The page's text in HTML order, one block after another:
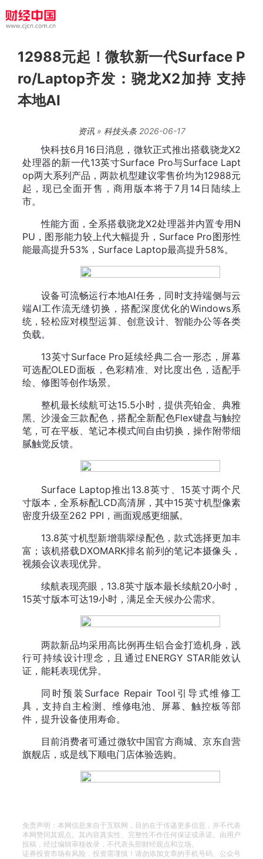
12988元起！微软新一代Surface P
ro/Laptop齐发：骁龙X2加持 支持
本地AI
资讯» 科技头条2026-06-17
快科技6月16日消息，微软正式推出搭载骁龙X2
处理器的新一代13英寸Surface Pro与Surface Lapt
op两大系列产品，两款机型建议零售价均为12988元
起，现已全面开售，商用版本将于7月14日陆续上
市。
性能方面，全系搭载骁龙X2处理器并内置专用N
PU，图形能力较上代大幅提升，Surface Pro图形性
能最高提升53%，Surface Laptop最高提升58%。
设备可流畅运行本地AI任务，同时支持端侧与云
端AI工作流无缝切换，搭配深度优化的Windows系
统，轻松应对模型运算、创意设计、智能办公等各类
负载。
13英寸Surface Pro延续经典二合一形态，屏幕
可选配OLED面板，色彩精准、对比度出色，适配手
绘、修图等创作场景。
整机最长续航可达15.5小时，提供亮铂金、典雅
黑、沙漫金三款配色，搭配全新配色Flex键盘与触控
笔，可在平板、笔记本模式间自由切换，操作附带细
腻触觉反馈。
Surface Laptop推出13.8英寸、15英寸两个尺
寸版本，全系标配LCD高清屏，其中15英寸机型像素
密度升级至262 PPI，画面观感更细腻。
13.8英寸机型新增翡翠绿配色，款式选择更加丰
富；该机搭载DXOMARK排名前列的笔记本摄像头，
视频会议表现优异。
续航表现亮眼，13.8英寸版本最长续航20小时，
15英寸版本可达19小时，满足全天候办公需求。
两款新品均采用高比例再生铝合金打造机身，践
行可持续设计理念，且通过ENERGY STAR能效认
证，能耗表现优异。
同时预装Surface Repair Tool引导式维修工
具，支持自主检测、维修电池、屏幕、触控板等部
件，提升设备使用寿命。
目前消费者可通过微软中国官方商城、京东自营
旗舰店，或是线下顺电门店体验选购。
免责声明：本网信息来自于互联网，目的在于传递更多信息，并不代表
本网赞同其观点。其内容真实性、完整性不作任何保证或承诺。由用户
投稿，经过编辑审核收录，不代表头部财经观点和立场。
证券投资市场有风险，投资需谨慎！请勿添加文章的手机号码、公众号